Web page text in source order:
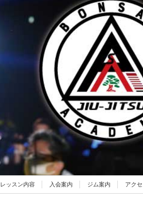
レッスン内容 入会案内 ジム案内 アク